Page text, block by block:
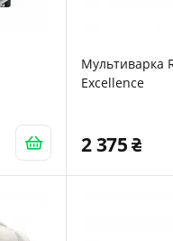
Мультиварка
Excellence
2 375